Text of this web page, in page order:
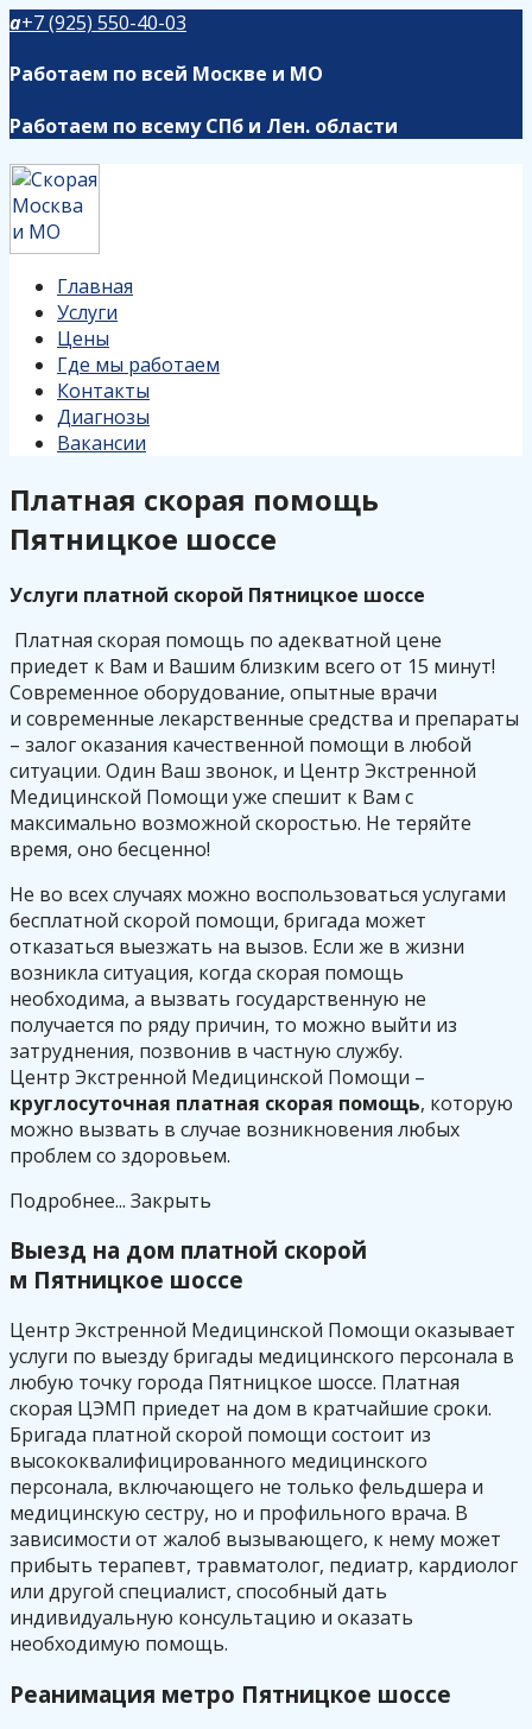
a+7 (925) 550-40-03
Работаем по всей Москве и МО
Работаем по всему СПб и Лен. области
Главная
Услуги
Цены
Где мы работаем
Контакты
Диагнозы
Вакансии
Платная скорая помощь
Пятницкое шоссе
Услуги платной скорой Пятницкое шоссе
Платная скорая помощь по адекватной цене
приедет к Вам и Вашим близким всего от 15 минут!
Современное оборудование, опытные врачи
и современные лекарственные средства и препараты
– залог оказания качественной помощи в любой
ситуации. Один Ваш звонок, и Центр Экстренной
Медицинской Помощи уже спешит к Вам с
максимально возможной скоростью. Не теряйте
время, оно бесценно!
Не во всех случаях можно воспользоваться услугами
бесплатной скорой помощи, бригада может
отказаться выезжать на вызов. Если же в жизни
возникла ситуация, когда скорая помощь
необходима, а вызвать государственную не
получается по ряду причин, то можно выйти из
затруднения, позвонив в частную службу.
Центр Экстренной Медицинской Помощи –
круглосуточная платная скорая помощь, которую
можно вызвать в случае возникновения любых
проблем со здоровьем.
Подробнее... Закрыть
Выезд на дом платной скорой
м Пятницкое шоссе
Центр Экстренной Медицинской Помощи оказывает
услуги по выезду бригады медицинского персонала в
любую точку города Пятницкое шоссе. Платная
скорая ЦЭМП приедет на дом в кратчайшие сроки.
Бригада платной скорой помощи состоит из
высококвалифицированного медицинского
персонала, включающего не только фельдшера и
медицинскую сестру, но и профильного врача. В
зависимости от жалоб вызывающего, к нему может
прибыть терапевт, травматолог, педиатр, кардиолог
или другой специалист, способный дать
индивидуальную консультацию и оказать
необходимую помощь.
Реанимация метро Пятницкое шоссе